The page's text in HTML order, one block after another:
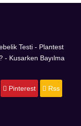
Testi - Plantest
- Kusarken Bayılma
Pinterest Rss